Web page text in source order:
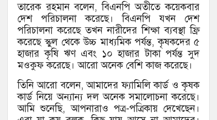
তারেক রহমান বলেন, বিএনপি অতীতে কয়েকবার
দেশ পরিচালনা করেছে। বিএনপি যখন দেশ
পরিচালনা করেছে তখন নারীদের শিক্ষা ব্যবস্থা ফ্রি
করেছে স্কুল থেকে উচ্চ মাধ্যমিক পর্যন্ত, কৃষকদের ৫
হাজার কৃষি ঋণ এবং ১০ হাজার টাকা পর্যন্ত সুদ
মওকুফ করেছে। আরো অনেক বেশি কাজ করেছে।
তিনি আরো বলেন, আমাদের ফ্যামিলি কার্ড ও কৃষক
কার্ড নিয়ে অন্যান্য দল অনেক সমালোচনা করেছে।
আমি শুনেছি, আপনারাও পত্র-পত্রিকায় দেখেছেন।